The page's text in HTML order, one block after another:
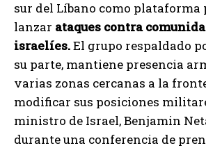
sur del Líbano como plataforma
lanzar ataques contra
israelíes.El grupo respaldado
su parte, mantiene presencia
varias zonas cercanas a la
modificar sus posiciones
ministro de Israel, Benjamin
durante una conferencia de